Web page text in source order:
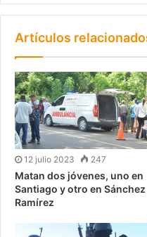
Artículos
12 julio 2023 247
Matan dos jóvenes, uno en
Santiago y otro en Sánchez
Ramírez